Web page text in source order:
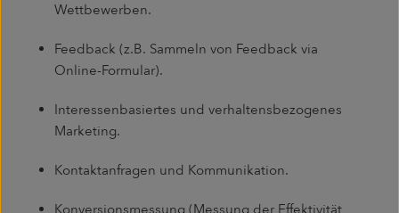
Wettbewerben.
Feedback (z.B. Sammeln von Feedback via
Online-Formular).
Interessenbasiertes und verhaltensbezogenes
Marketing.
Kontaktanfragen und Kommunikation.
Konversionsmessung (Messung der Effektivität